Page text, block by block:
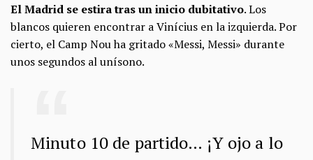
El Madrid se estira tras un inicio dubitativo. Los
blancos quieren encontrar a Vinícius en la izquierda. Por
cierto, el Camp Nou ha gritado «Messi, Messi» durante
unos segundos al unísono.
Minuto 10 de partido… ¡Y ojo a lo